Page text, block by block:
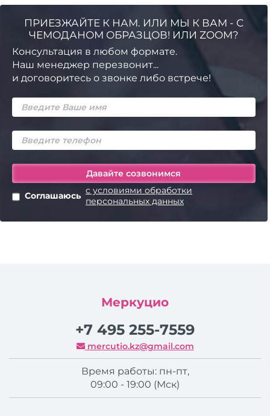
ПРИЕЗЖАЙТЕ К НАМ. ИЛИ МЫ К ВАМ - С
ЧЕМОДАНОМ ОБРАЗЦОВ! ИЛИ ZOOM?
Консультация в любом формате.
Наш менеджер перезвонит...
и договоритесь о звонке либо встрече!
Соглашаюсь с условиями обработки
персональных данных
Меркуцио
+7 495 255-7559
mercutio.kz@gmail.com
Время работы: пн-пт,
09:00 - 19:00 (Мск)